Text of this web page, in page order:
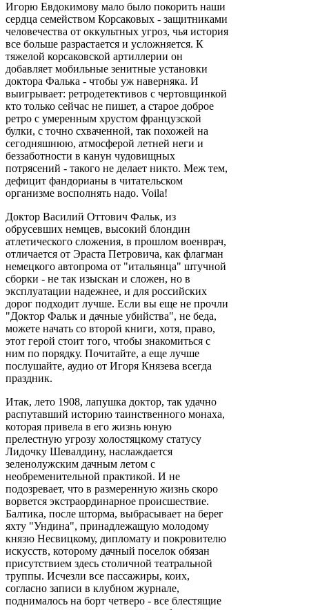
Игорю Евдокимову мало было покорить наши
сердца семейством Корсаковых - защитниками
человечества от оккультных угроз, чья история
все больше разрастается и усложняется. К
тяжелой корсаковской артиллерии он
добавляет мобильные зенитные установки
доктора Фалька - чтобы уж наверняка. И
выигрывает: ретродетективов с чертовщинкой
кто только сейчас не пишет, а старое доброе
ретро с умеренным хрустом французской
булки, с точно схваченной, так похожей на
сегодняшнюю, атмосферой летней неги и
беззаботности в канун чудовищных
потрясений - такого не делает никто. Меж тем,
дефицит фандорианы в читательском
организме восполнять надо. Voila!
Доктор Василий Оттович Фальк, из
обрусевших немцев, высокий блондин
атлетического сложения, в прошлом военврач,
отличается от Эраста Петровича, как флагман
немецкого автопрома от "итальянца" штучной
сборки - не так изыскан и сложен, но в
эксплуатации надежнее, и для российских
дорог подходит лучше. Если вы еще не прочли
"Доктор Фальк и дачные убийства", не беда,
можете начать со второй книги, хотя, право,
этот герой стоит того, чтобы знакомиться с
ним по порядку. Почитайте, а еще лучше
послушайте, аудио от Игоря Князева всегда
праздник.
Итак, лето 1908, лапушка доктор, так удачно
распутавший историю таинственного монаха,
которая привела в его жизнь юную
прелестную угрозу холостяцкому статусу
Лидочку Шевалдину, наслаждается
зеленолужским дачным летом с
необременительной практикой. И не
подозревает, что в размеренную жизнь скоро
ворвется экстраординарное происшествие.
Балтика, после шторма, выбрасывает на берег
яхту "Ундина", принадлежащую молодому
князю Несвицкому, дипломату и покровителю
искусств, которому дачный поселок обязан
присутствием здесь столичной театральной
труппы. Исчезли все пассажиры, коих,
согласно записи в клубном журнале,
поднималось на борт четверо - все блестящие